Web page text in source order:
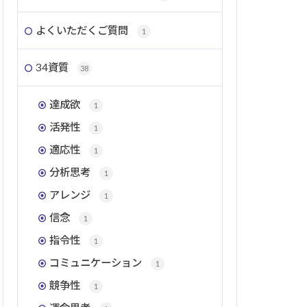
よくいただくご質問 1
34資質 38
達成欲 1
活発性 1
適応性 1
分析思考 1
アレンジ 1
信念 1
指令性 1
コミュニケーション 1
競争性 1